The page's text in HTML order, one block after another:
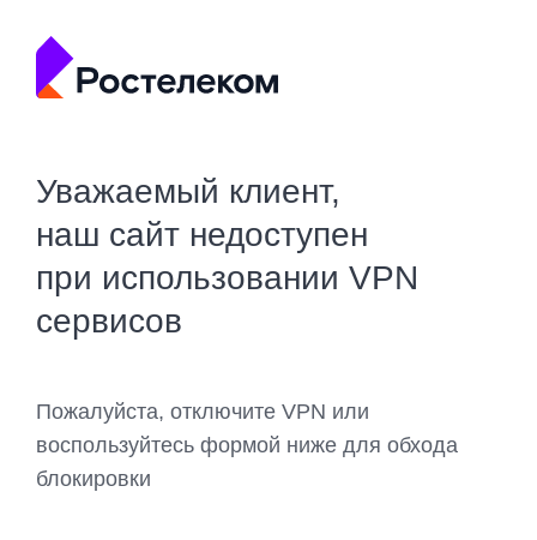
Уважаемый клиент,
наш сайт недоступен
при использовании VPN
сервисов
Пожалуйста, отключите VPN или
воспользуйтесь формой ниже для обхода
блокировки